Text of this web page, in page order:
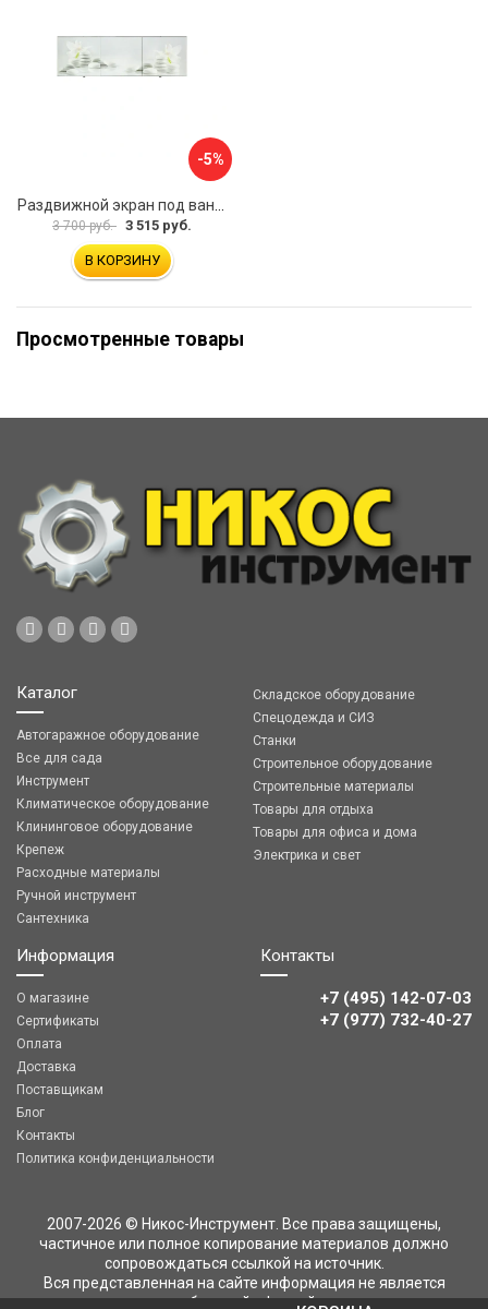
-5%
3 700 руб. 3 515 руб.
В КОРЗИНУ
Просмотренные товары
Каталог
Автогаражное оборудование
Все для сада
Инструмент
Климатическое оборудование
Клининговое оборудование
Крепеж
Расходные материалы
Ручной инструмент
Сантехника
Складское оборудование
Спецодежда и СИЗ
Станки
Строительное оборудование
Строительные материалы
Товары для отдыха
Товары для офиса и дома
Электрика и свет
Информация
О магазине
Сертификаты
Оплата
Доставка
Поставщикам
Блог
Контакты
Политика конфиденциальности
Контакты
+7 (495) 142-07-03
‎‎+7 (977) 732-40-27
2007-2026 © Никос-Инструмент. Все права защищены,
частичное или полное копирование материалов должно
сопровождаться ссылкой на источник.
Вся представленная на сайте информация не является
публичной офертой